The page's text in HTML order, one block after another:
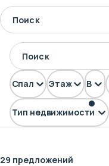
Тип недвижимости
Спален Этажей Вид
FLAT Пхукет
29 предложений